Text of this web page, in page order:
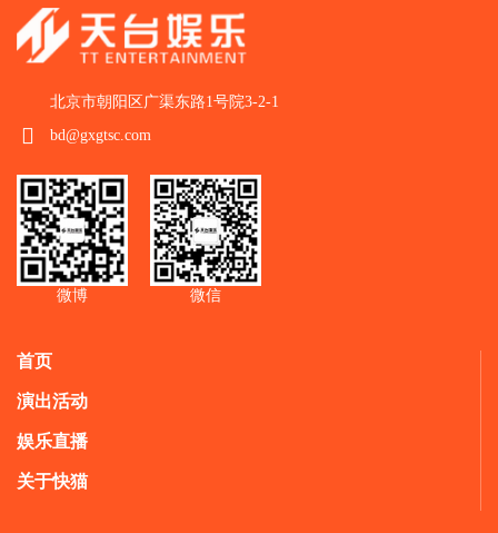
北京市朝阳区广渠东路1号院3-2-1
bd@gxgtsc.com
微博 微信
首页
演出活动
娱乐直播
关于快猫